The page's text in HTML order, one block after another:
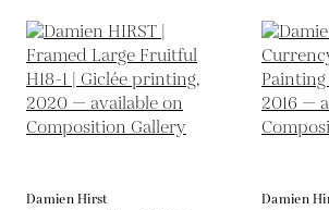
Damien Hirst
Damien